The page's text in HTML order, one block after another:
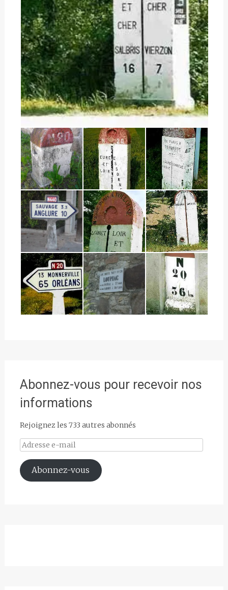
Abonnez-vous pour recevoir nos
informations
Rejoignez les 733 autres abonnés
Adresse
e-
mail
Abonnez-vous